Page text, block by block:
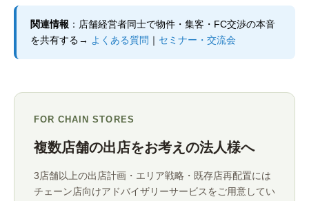
関連情報 ：店舗経営者同士で物件・集客・FC交渉の本音
を共有する→ よくある質問 ｜ セミナー・交流会
FOR CHAIN STORES
複数店舗の出店をお考えの法人様へ
3店舗以上の出店計画・エリア戦略・既存店再配置には
チェーン店向けアドバイザリーサービスをご用意してい